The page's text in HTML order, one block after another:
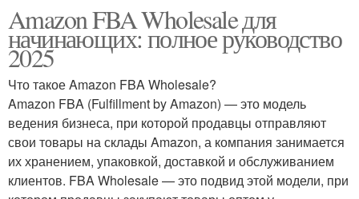
Amazon FBA Wholesale для
начинающих: полное руководство
2025
Что такое Amazon FBA Wholesale?
Amazon FBA (Fulfillment by Amazon) — это модель
ведения бизнеса, при которой продавцы отправляют
свои товары на склады Amazon, а компания занимается
их хранением, упаковкой, доставкой и обслуживанием
клиентов. FBA Wholesale — это подвид этой модели, при